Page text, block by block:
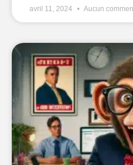
avril 11, 2024 Aucun